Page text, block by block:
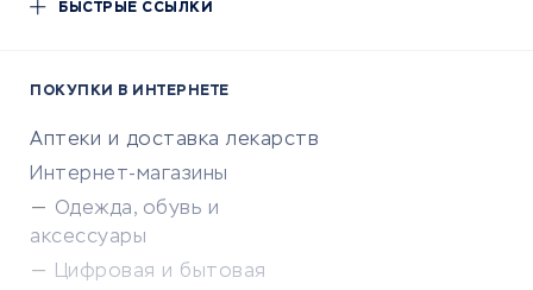
БЫСТРЫЕ ССЫЛКИ
ПОКУПКИ В ИНТЕРНЕТЕ
Аптеки и доставка лекарств
Интернет-магазины
Одежда, обувь и
аксессуары
Цифровая и бытовая